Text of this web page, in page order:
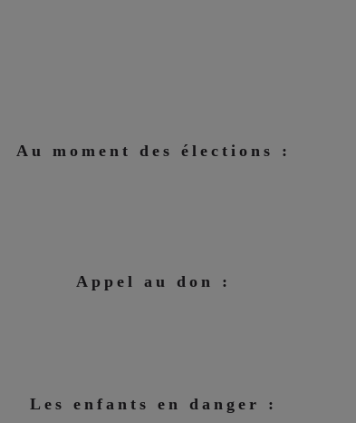
Au moment des élections :
Appel au don :
Les enfants en danger :